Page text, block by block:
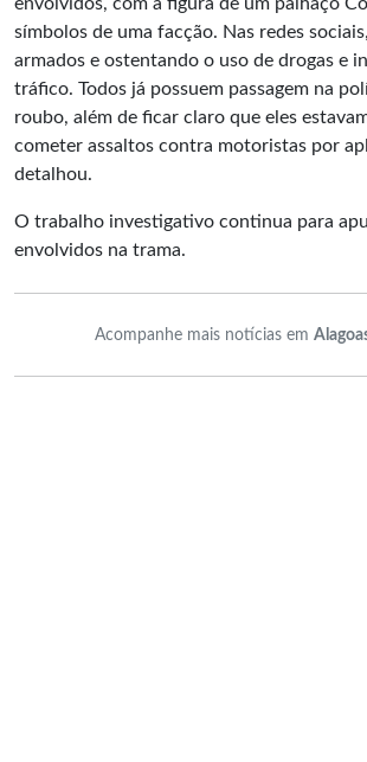
símbolos de uma facção. Nas redes
armados e ostentando o uso de drogas e
tráfico. Todos já possuem passagem na
roubo, além de ficar claro que eles
cometer assaltos contra motoristas por
detalhou.
O trabalho investigativo continua para
envolvidos na trama.
Acompanhe mais notícias em